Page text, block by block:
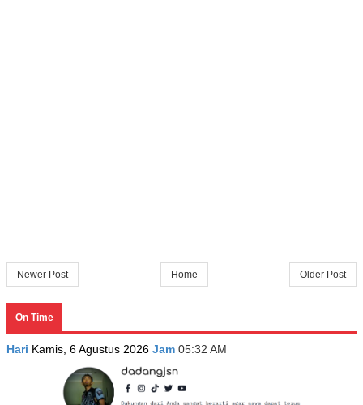
Newer Post Older Post
Home
On Time
Hari Kamis, 6 Agustus 2026 Jam 05:32 AM